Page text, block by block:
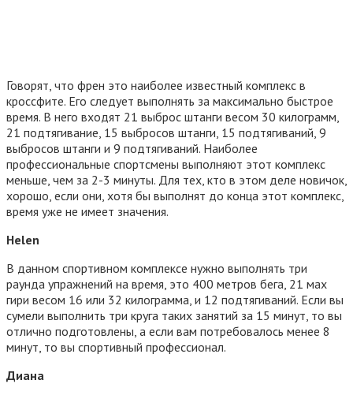
Говорят, что френ это наиболее известный комплекс в
кроссфите. Его следует выполнять за максимально быстрое
время. В него входят 21 выброс штанги весом 30 килограмм,
21 подтягивание, 15 выбросов штанги, 15 подтягиваний, 9
выбросов штанги и 9 подтягиваний. Наиболее
профессиональные спортсмены выполняют этот комплекс
меньше, чем за 2-3 минуты. Для тех, кто в этом деле новичок,
хорошо, если они, хотя бы выполнят до конца этот комплекс,
время уже не имеет значения.
Helen
В данном спортивном комплексе нужно выполнять три
раунда упражнений на время, это 400 метров бега, 21 мах
гири весом 16 или 32 килограмма, и 12 подтягиваний. Если вы
сумели выполнить три круга таких занятий за 15 минут, то вы
отлично подготовлены, а если вам потребовалось менее 8
минут, то вы спортивный профессионал.
Диана